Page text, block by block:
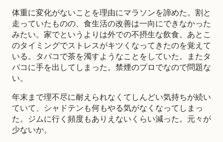
体重に変化がないことを理由にマラソンを諦めた。割と
走っていたものの、食生活の改善は一向にできなかった
みたい。家でというよりは外での不摂生な飲食。あとこ
のタイミングでストレスがキツくなってきたのを覚えて
いる。タバコで茶を濁すようなことをしていた。またタ
バコに手を出してしまった。禁煙のプロでなので問題な
い。
年末まで理不尽に耐えられなくてしんどい気持ちが続い
ていて、シャドテンも何もやる気がなくなってしまっ
た。ジムに行く頻度もありえないくらい減った。元々が
少ないか。